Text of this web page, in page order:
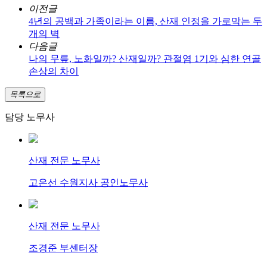
이전글
4년의 공백과 가족이라는 이름, 산재 인정을 가로막는 두
개의 벽
다음글
나의 무릎, 노화일까? 산재일까? 관절염 1기와 심한 연골
손상의 차이
목록으로
담당 노무사
산재 전문 노무사
고은선 수원지사 공인노무사
산재 전문 노무사
조경준 부센터장